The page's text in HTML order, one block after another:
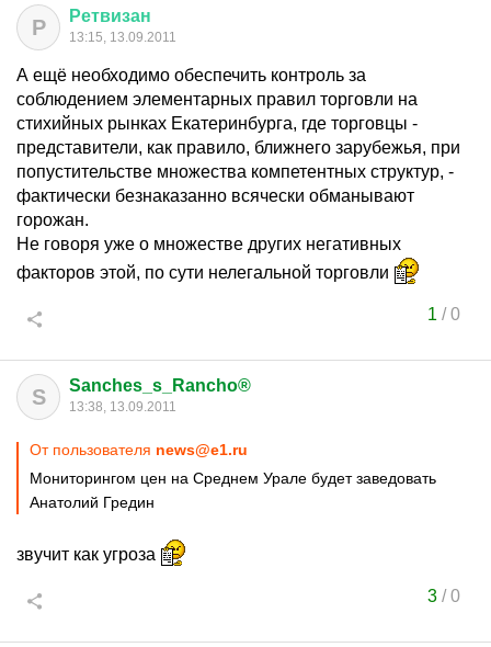
Р Ретвизан
13:15, 13.09.2011
А ещё необходимо обеспечить контроль за
соблюдением элементарных правил торговли на
стихийных рынках Екатеринбурга, где торговцы -
представители, как правило, ближнего зарубежья, при
попустительстве множества компетентных структур, -
фактически безнаказанно всячески обманывают
горожан.
Не говоря уже о множестве других негативных
факторов этой, по сути нелегальной торговли
1 /0
S Sanches_s_Rancho®
13:38, 13.09.2011
От пользователя news@e1.ru
Мониторингом цен на Среднем Урале будет заведовать
Анатолий Гредин
звучит как угроза
3/0